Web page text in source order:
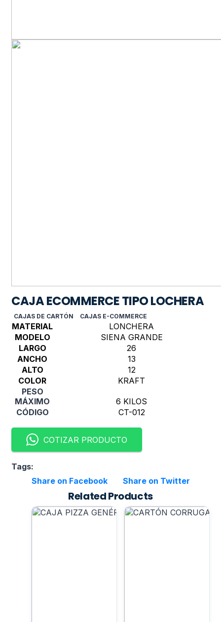
CAJA ECOMMERCE TIPO LOCHERA
CAJAS DE CARTÓN CAJAS E-COMMERCE
MATERIAL
LONCHERA
MODELO
SIENA GRANDE
LARGO
26
ANCHO
13
ALTO
12
COLOR
KRAFT
PESO
MÁXIMO
6 KILOS
CÓDIGO
CT-012
COTIZAR PRODUCTO
Tags:
Share on Facebook
Share on Twitter
Related Products